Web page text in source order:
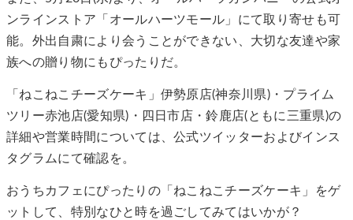
ンラインストア「オールハーツモール」にて取り寄せも可
能。外出自粛により会うことができない、大切な友達や家
族への贈り物にもぴったりだ。
「ねこねこチーズケーキ」伊勢原店(神奈川県)・プライム
ツリー赤池店(愛知県)・四日市店・鈴鹿店(ともに三重県)の
詳細や営業時間については、公式ツイッターおよびインス
タグラムにて確認を。
おうちカフェにぴったりの「ねこねこチーズケーキ」をゲ
ットして、特別なひと時を過ごしてみてはいかが？